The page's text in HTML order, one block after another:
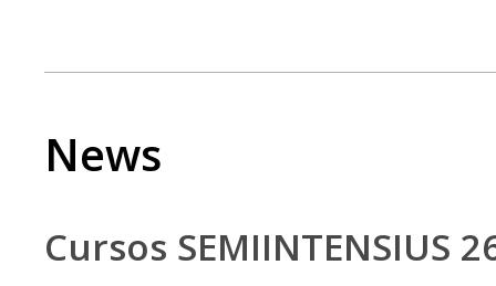
News
Cursos SEMIINTENSIUS